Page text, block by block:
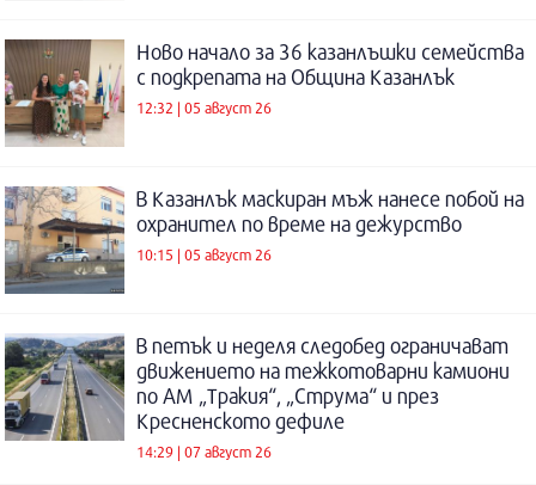
Ново начало за 36 казанлъшки семейства
с подкрепата на Община Казанлък
12:32 | 05 август 26
В Казанлък маскиран мъж нанесе побой на
охранител по време на дежурство
10:15 | 05 август 26
В петък и неделя следобед ограничават
движението на тежкотоварни камиони
по АМ „Тракия“, „Струма“ и през
Кресненското дефиле
14:29 | 07 август 26